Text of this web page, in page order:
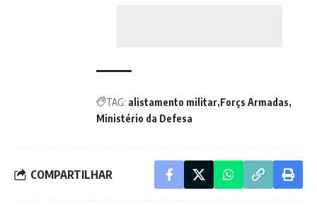
TAG: alistamento militar Forçs Armadas
Ministério da Defesa
COMPARTILHAR